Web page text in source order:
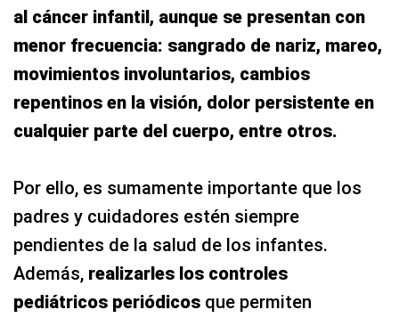
al cáncer infantil, aunque se presentan con
menor frecuencia: sangrado de nariz, mareo,
movimientos involuntarios, cambios
repentinos en la visión, dolor persistente en
cualquier parte del cuerpo, entre otros.
Por ello, es sumamente importante que los
padres y cuidadores estén siempre
pendientes de la salud de los infantes.
Además, realizarles los controles
pediátricos periódicos que permiten